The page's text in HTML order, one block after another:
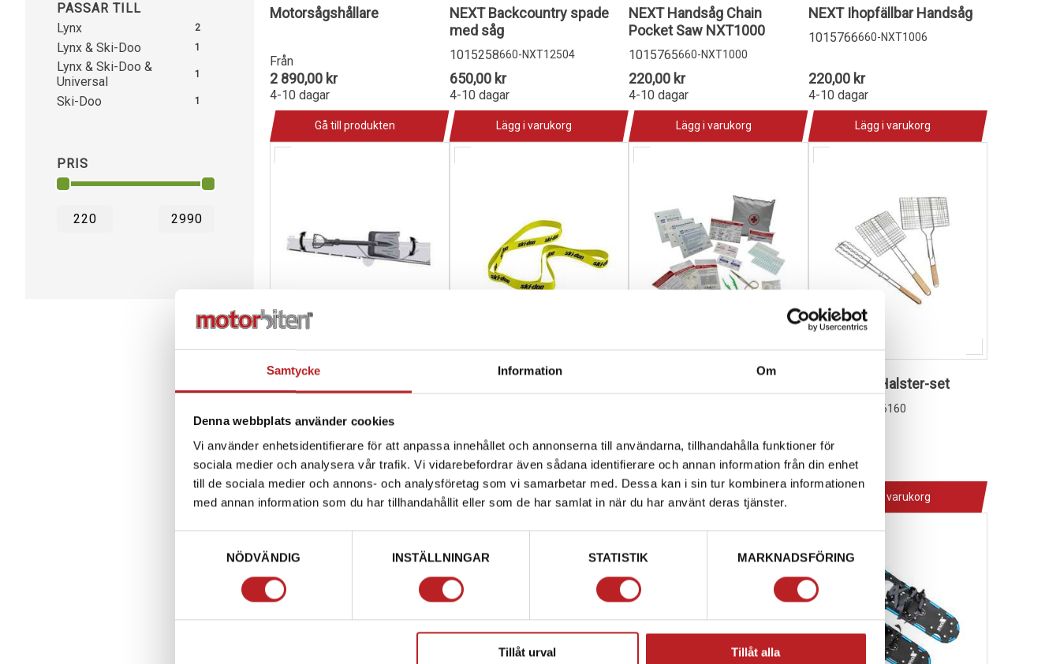
Samtycke Information Om
Denna webbplats använder cookies
Vi använder enhetsidentifierare för att anpassa innehållet och annonserna till användarna, tillhandahålla funktioner för
sociala medier och analysera vår trafik. Vi vidarebefordrar även sådana identifierare och annan information från din enhet
till de sociala medier och annons- och analysföretag som vi samarbetar med. Dessa kan i sin tur kombinera informationen
med annan information som du har tillhandahållit eller som de har samlat in när du har använt deras tjänster.
NÖDVÄNDIG
INSTÄLLNINGAR STATISTIK MARKNADSFÖRING
Tillåt urval Tillåt alla
PASSAR TILL
Lynx
2
Lynx & Ski-Doo 1
Lynx & Ski-Doo &
Universal
1
Ski-Doo 1
PRIS
Motorsågshållare
Från
2 890,00 kr
4-10 dagar
Gå till produkten
NEXT Backcountry spade
med såg
1015258660-NXT12504
650,00 kr
4-10 dagar
Lägg i varukorg
NEXT Handsåg Chain
Pocket Saw NXT1000
1015765660-NXT1000
220,00 kr
4-10 dagar
Lägg i varukorg
NEXT Ihopfällbar Handsåg
1015766660-NXT1006
220,00 kr
4-10 dagar
Lägg i varukorg
1008354860201979
540,00 kr
4-10 dagar
Lägg i varukorg
490,00 kr
4-10 dagar
Lägg i varukorg
230,00 kr
4-10 dagar
Lägg i varukorg
Sno-X Grill/Halster-set
92-16160
395,00 kr
4-10 dagar
Lägg i varukorg